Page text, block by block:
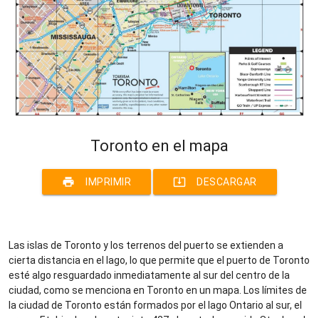
Toronto en el mapa
print IMPRIMIR system_update_alt DESCARGAR
Las islas de Toronto y los terrenos del puerto se extienden a
cierta distancia en el lago, lo que permite que el puerto de Toronto
esté algo resguardado inmediatamente al sur del centro de la
ciudad, como se menciona en Toronto en un mapa. Los límites de
la ciudad de Toronto están formados por el lago Ontario al sur, el